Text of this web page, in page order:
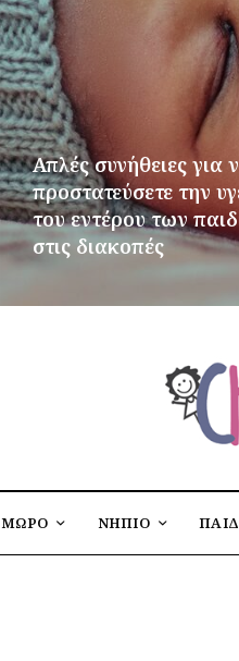
Απλές συνήθειες για
προστατεύσετε την
του εντέρου των
στις διακοπές
ΜΩΡΟ ΝΗΠΙΟ